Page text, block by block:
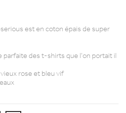
est en coton épais de super
parfaite des t-shirts que l'on portait il
rose et bleu vif